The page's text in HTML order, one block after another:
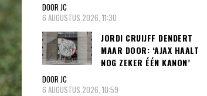
DOOR JC
6 AUGUSTUS 2026, 11:30
JORDI CRUIJFF DENDERT
MAAR DOOR: ‘AJAX HAALT
NOG ZEKER ÉÉN KANON’
DOOR JC
6 AUGUSTUS 2026, 10:59